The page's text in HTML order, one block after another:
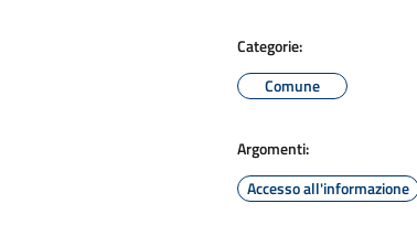
Categorie:
Comune
Argomenti:
Accesso all'informazione